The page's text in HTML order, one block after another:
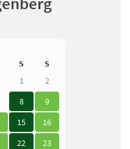
S
S
1
2
8
9
15
16
22
23